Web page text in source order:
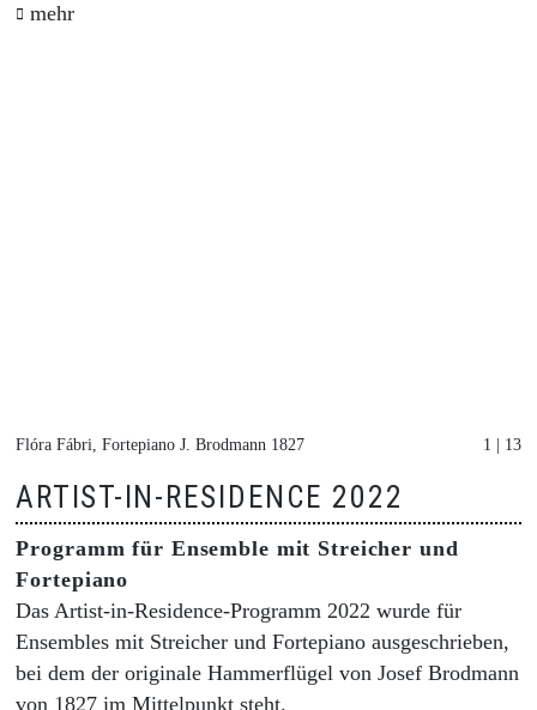
mehr
Flóra Fábri, Fortepiano J. Brodmann 1827 1 | 13
ARTIST-IN-RESIDENCE 2022
Programm für Ensemble mit Streicher und
Fortepiano
Das Artist-in-Residence-Programm 2022 wurde für
Ensembles mit Streicher und Fortepiano ausgeschrieben,
bei dem der originale Hammerflügel von Josef Brodmann
von 1827 im Mittelpunkt steht.